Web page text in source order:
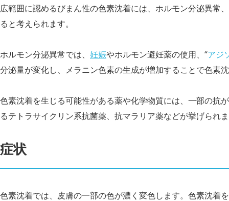
広範囲に認めるびまん性の色素沈着には、ホルモン分泌異常
ると考えられます。
ホルモン分泌異常では、 妊娠やホルモン避妊薬の使用、“アジ
分泌量が変化し、メラニン色素の生成が増加することで色素
色素沈着を生じる可能性がある薬や化学物質には、一部の抗が
るテトラサイクリン系抗菌薬、抗マラリア薬などが挙げられ
症状
色素沈着では、皮膚の一部の色が濃く変色します。色素沈着